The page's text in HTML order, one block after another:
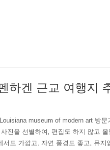
하겐 근교 여행지
museum of modern art 방
진을 선별하여, 편집도 하지 않고
도 가깝고, 자연 풍경도 좋고, 뮤